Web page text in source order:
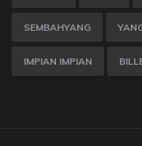
SEMBAHYANG
IMPIAN IMPIAN